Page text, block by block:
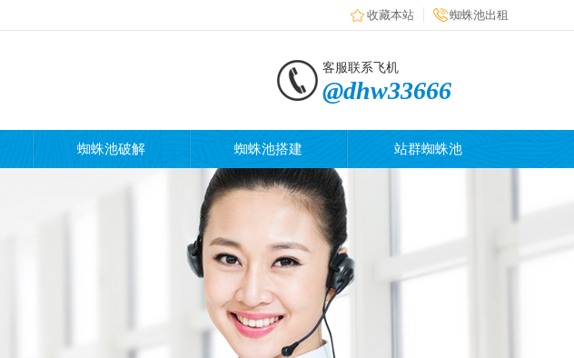
收藏本站 蜘蛛池出租
客服联系飞机
@dhw33666
蜘蛛池破解 蜘蛛池搭建 站群蜘蛛池